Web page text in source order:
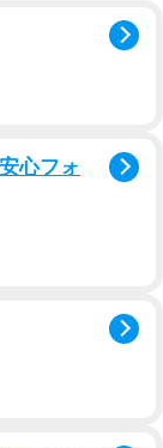
心フォ